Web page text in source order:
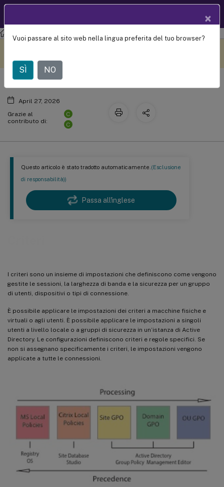
Citrix Virtual Apps and Desktops 7 2203 LTSR
Questo articolo è stato tradotto automaticamente.(Esclusione
di responsabilità))
Passa all'inglese
I criteri sono un insieme di impostazioni che definiscono come vengono
gestite le sessioni, la larghezza di banda e la sicurezza per un gruppo
di utenti, dispositivi o tipi di connessione.
È possibile applicare le impostazioni dei criteri a macchine fisiche e
virtuali o agli utenti. È possibile applicare le impostazioni a singoli
utenti a livello locale o a gruppi di sicurezza in un’istanza di Active
Directory. Le configurazioni definiscono criteri e regole specifici. Se
non si assegnano specificamente i criteri, le impostazioni vengono
applicate a tutte le connessioni.
Criteri
April 27, 2026
Grazie al
contributo di:
C
C
×
Vuoi passare al sito web nella lingua preferita del tuo browser?
SÌ NO